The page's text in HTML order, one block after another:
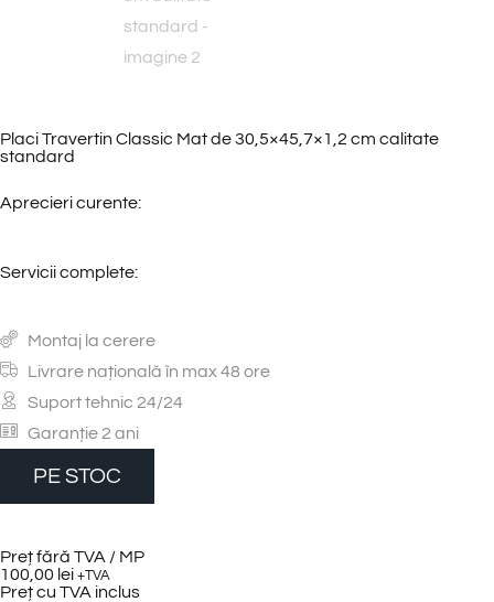
Placi Travertin Classic Mat de 30,5×45,7×1,2 cm calitate
standard
Aprecieri curente:
Servicii complete:
Montaj la cerere
Livrare națională în max 48 ore
Suport tehnic 24/24
Garanție 2 ani
PE STOC
Preț fără TVA / MP
100,00 lei +TVA
Preț cu TVA inclus